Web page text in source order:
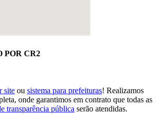
POR CR2
site ou sistema para prefeituras! Realizamos
onde garantimos em contrato que todas as
transparência pública serão atendidas.